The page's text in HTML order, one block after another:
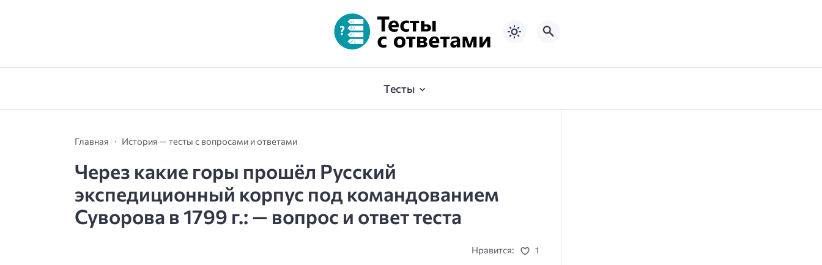
Тесты
Главная История — тесты с вопросами и ответами
Через какие горы прошёл Русский
экспедиционный корпус под командованием
Суворова в 1799 г.: — вопрос и ответ теста
Нравится: 1